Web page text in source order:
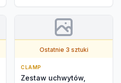
Ostatnie 3 sztuki
CLAMP
Zestaw uchwytów,